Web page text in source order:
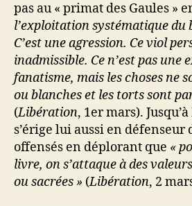
pas au « primat des Gaules »
l’exploitation systématique du
C’est une agression. Ce viol
inadmissible. Ce n’est pas une
fanatisme, mais les choses ne
ou blanches et les torts sont
(Libération, 1er mars).
s’érige lui aussi en défenseur
offensés en déplorant que «
livre, on s’attaque à des
ou sacrées » (Libération, 2